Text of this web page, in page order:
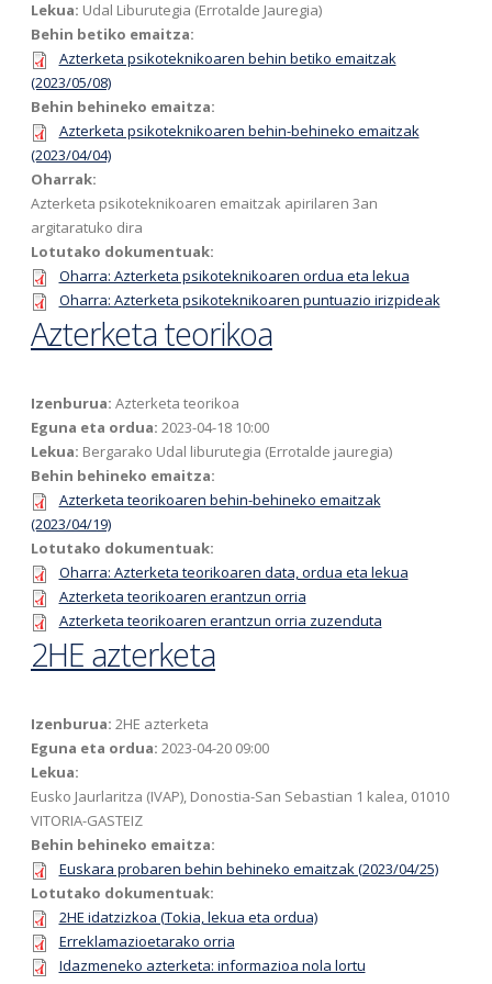
Lekua: Udal Liburutegia (Errotalde Jauregia)
Behin betiko emaitza:
Azterketa psikoteknikoaren behin betiko emaitzak
(2023/05/08)
Behin behineko emaitza:
Azterketa psikoteknikoaren behin-behineko emaitzak
(2023/04/04)
Oharrak:
Azterketa psikoteknikoaren emaitzak apirilaren 3an
argitaratuko dira
Lotutako dokumentuak:
Oharra: Azterketa psikoteknikoaren ordua eta lekua
Oharra: Azterketa psikoteknikoaren puntuazio irizpideak
Azterketa teorikoa
Izenburua: Azterketa teorikoa
Eguna eta ordua: 2023-04-18 10:00
Lekua: Bergarako Udal liburutegia (Errotalde jauregia)
Behin behineko emaitza:
Azterketa teorikoaren behin-behineko emaitzak
(2023/04/19)
Lotutako dokumentuak:
Oharra: Azterketa teorikoaren data, ordua eta lekua
Azterketa teorikoaren erantzun orria
Azterketa teorikoaren erantzun orria zuzenduta
2HE azterketa
Izenburua: 2HE azterketa
Eguna eta ordua: 2023-04-20 09:00
Lekua:
Eusko Jaurlaritza (IVAP), Donostia-San Sebastian 1 kalea, 01010
VITORIA-GASTEIZ
Behin behineko emaitza:
Euskara probaren behin behineko emaitzak (2023/04/25)
Lotutako dokumentuak:
2HE idatzizkoa (Tokia, lekua eta ordua)
Erreklamazioetarako orria
Idazmeneko azterketa: informazioa nola lortu